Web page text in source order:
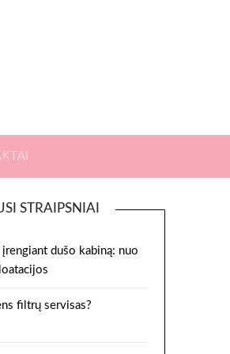
STRAIPSNIAI
įrengiant dušo kabiną: nuo
filtrų servisas?